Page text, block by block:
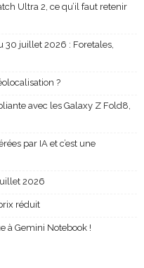
Ultra 2, ce qu’il faut retenir
30 juillet 2026 : Foretales,
?
avec les Galaxy Z Fold8,
par IA et c’est une
2026
réduit
à Gemini Notebook !